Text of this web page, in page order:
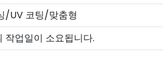
/UV 코팅/맞춤형
업일이 소요됩니다.